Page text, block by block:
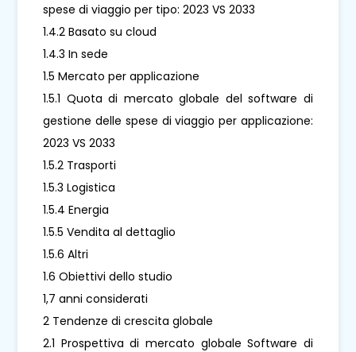
spese di viaggio per tipo: 2023 VS 2033
1.4.2 Basato su cloud
1.4.3 In sede
1.5 Mercato per applicazione
1.5.1 Quota di mercato globale del software di
gestione delle spese di viaggio per applicazione:
2023 VS 2033
1.5.2 Trasporti
1.5.3 Logistica
1.5.4 Energia
1.5.5 Vendita al dettaglio
1.5.6 Altri
1.6 Obiettivi dello studio
1,7 anni considerati
2 Tendenze di crescita globale
2.1 Prospettiva di mercato globale Software di